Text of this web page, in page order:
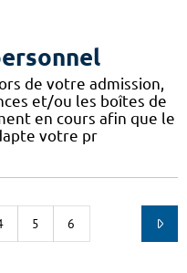
de votre admission,
et/ou les boîtes de
en cours afin que le
votre pr
5 6